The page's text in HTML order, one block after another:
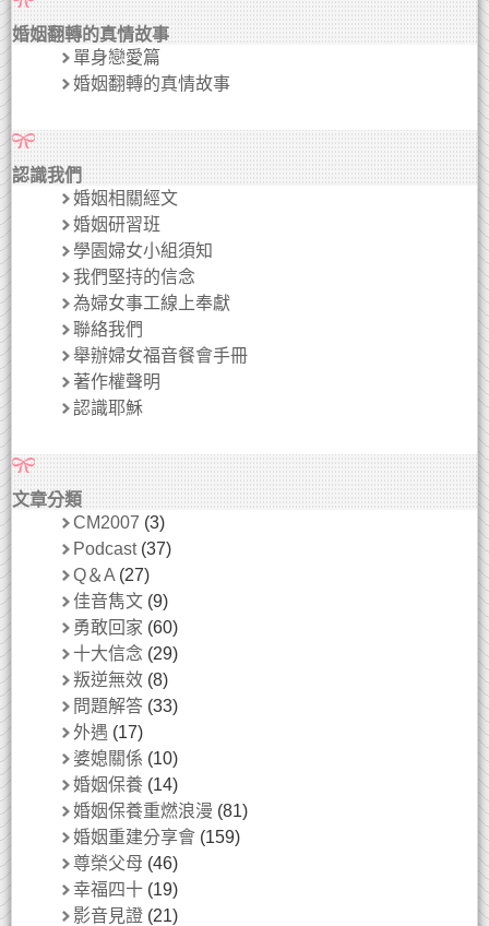
婚姻翻轉的真情故事
單身戀愛篇
婚姻翻轉的真情故事
認識我們
婚姻相關經文
婚姻研習班
學園婦女小組須知
我們堅持的信念
為婦女事工線上奉獻
聯絡我們
舉辦婦女福音餐會手冊
著作權聲明
認識耶穌
文章分類
CM2007 (3)
Podcast(37)
Q＆A (27)
佳音雋文 (9)
勇敢回家 (60)
十大信念 (29)
叛逆無效 (8)
問題解答 (33)
外遇 (17)
婆媳關係 (10)
婚姻保養 (14)
婚姻保養重燃浪漫 (81)
婚姻重建分享會 (159)
尊榮父母 (46)
幸福四十 (19)
影音見證 (21)